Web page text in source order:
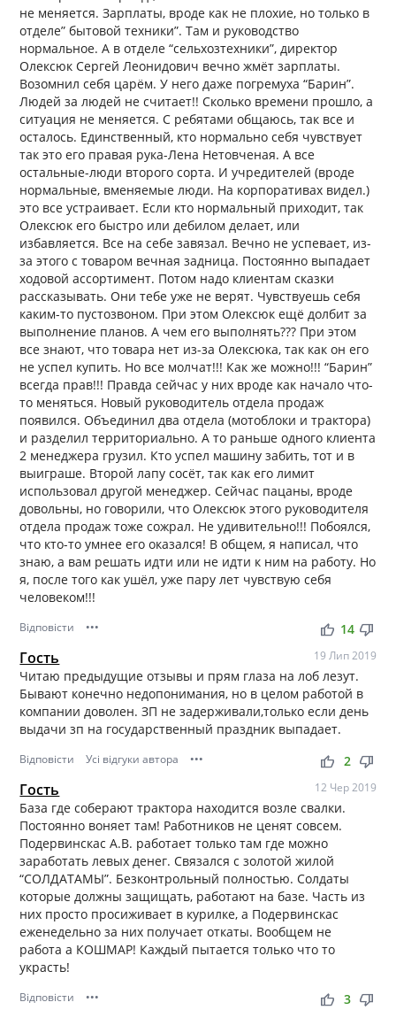
не меняется. Зарплаты, вроде как не плохие, но только в
отделе” бытовой техники”. Там и руководство
нормальное. А в отделе “сельхозтехники”, директор
Олексюк Сергей Леонидович вечно жмёт зарплаты.
Возомнил себя царём. У него даже погремуха “Барин”.
Людей за людей не считает!! Сколько времени прошло, а
ситуация не меняется. С ребятами общаюсь, так все и
осталось. Единственный, кто нормально себя чувствует
так это его правая рука-Лена Нетовченая. А все
остальные-люди второго сорта. И учредителей (вроде
нормальные, вменяемые люди. На корпоративах видел.)
это все устраивает. Если кто нормальный приходит, так
Олексюк его быстро или дебилом делает, или
избавляется. Все на себе завязал. Вечно не успевает, из-
за этого с товаром вечная задница. Постоянно выпадает
ходовой ассортимент. Потом надо клиентам сказки
рассказывать. Они тебе уже не верят. Чувствуешь себя
каким-то пустозвоном. При этом Олексюк ещё долбит за
выполнение планов. А чем его выполнять??? При этом
все знают, что товара нет из-за Олексюка, так как он его
не успел купить. Но все молчат!!! Как же можно!!! “Барин”
всегда прав!!! Правда сейчас у них вроде как начало что-
то меняться. Новый руководитель отдела продаж
появился. Объединил два отдела (мотоблоки и трактора)
и разделил территориально. А то раньше одного клиента
2 менеджера грузил. Кто успел машину забить, тот и в
выиграше. Второй лапу сосёт, так как его лимит
использовал другой менеджер. Сейчас пацаны, вроде
довольны, но говорили, что Олексюк этого руководителя
отдела продаж тоже сожрал. Не удивительно!!! Побоялся,
что кто-то умнее его оказался! В общем, я написал, что
знаю, а вам решать идти или не идти к ним на работу. Но
я, после того как ушёл, уже пару лет чувствую себя
человеком!!!
Відповісти ••• thumb_up thumb_down
14
Гость 19 Лип 2019
Читаю предыдущие отзывы и прям глаза на лоб лезут.
Бывают конечно недопонимания, но в целом работой в
компании доволен. ЗП не задерживали,только если день
выдачи зп на государственный праздник выпадает.
Відповісти Усі відгуки автора ••• thumb_up thumb_down
2
Гость 12 Чер 2019
База где соберают трактора находится возле свалки.
Постоянно воняет там! Работников не ценят совсем.
Подервинскас А.В. работает только там где можно
заработать левых денег. Связался с золотой жилой
“СОЛДАТАМЫ”. Безконтрольный полностью. Солдаты
которые должны защищать, работают на базе. Часть из
них просто просиживает в курилке, а Подервинскас
еженедельно за них получает откаты. Вообщем не
работа а КОШМАР! Каждый пытается только что то
украсть!
Відповісти ••• thumb_up thumb_down
3